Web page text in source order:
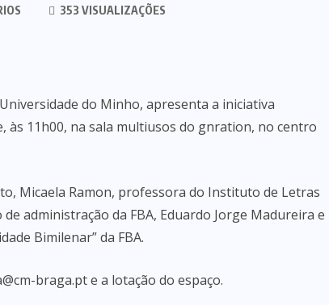
353 VISUALIZAÇÕES
do Minho, apresenta a iniciativa
às 11h00, na sala multiusos do gnration, no centro
Micaela Ramon, professora do Instituto de Letras
administração da FBA, Eduardo Jorge Madureira e
Bimilenar” da FBA.
braga.pt e a lotação do espaço.